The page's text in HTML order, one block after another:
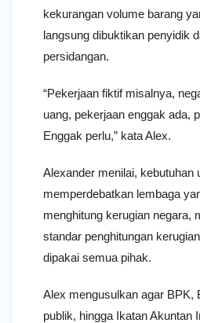
kekurangan volume barang
langsung dibuktikan penyidik
persidangan.
“Pekerjaan fiktif misalnya,
uang, pekerjaan enggak ada,
Enggak perlu,” kata Alex.
Alexander menilai, kebutuhan
memperdebatkan lembaga
menghitung kerugian negara,
standar penghitungan
dipakai semua pihak.
Alex mengusulkan agar BPK,
publik, hingga Ikatan Akuntan